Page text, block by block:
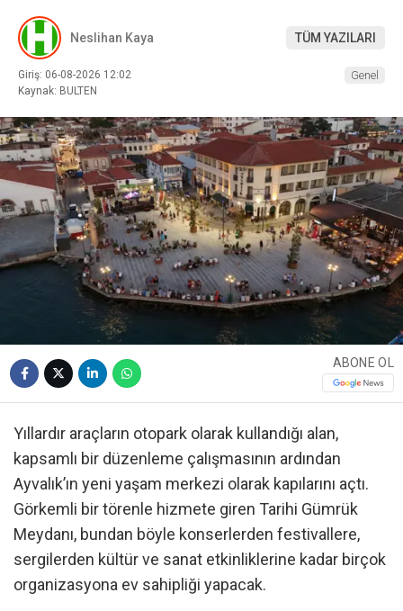
Neslihan Kaya TÜM YAZILARI
Giriş: 06-08-2026 12:02
Kaynak: BULTEN
Genel
ABONE OL
Yıllardır araçların otopark olarak kullandığı alan,
kapsamlı bir düzenleme çalışmasının ardından
Ayvalık’ın yeni yaşam merkezi olarak kapılarını açtı.
Görkemli bir törenle hizmete giren Tarihi Gümrük
Meydanı, bundan böyle konserlerden festivallere,
sergilerden kültür ve sanat etkinliklerine kadar birçok
organizasyona ev sahipliği yapacak.